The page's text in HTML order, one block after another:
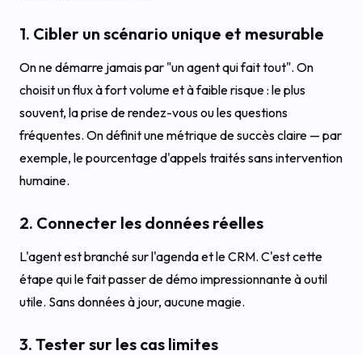
1. Cibler un scénario unique et mesurable
On ne démarre jamais par "un agent qui fait tout". On
choisit un flux à fort volume et à faible risque : le plus
souvent, la prise de rendez-vous ou les questions
fréquentes. On définit une métrique de succès claire — par
exemple, le pourcentage d'appels traités sans intervention
humaine.
2. Connecter les données réelles
L'agent est branché sur l'agenda et le CRM. C'est cette
étape qui le fait passer de démo impressionnante à outil
utile. Sans données à jour, aucune magie.
3. Tester sur les cas limites